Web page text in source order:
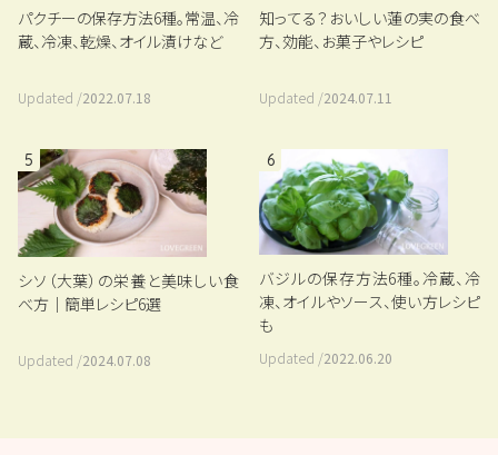
パクチーの保存方法6種。常温、冷
蔵、冷凍、乾燥、オイル漬けなど
Updated /2022.07.18
知ってる？おいしい蓮の実の食べ
方、効能、お菓子やレシピ
Updated /2024.07.11
5
シソ（大葉）の栄養と美味しい食
べ方｜簡単レシピ6選
Updated /2024.07.08
6
バジルの保存方法6種。冷蔵、冷
凍、オイルやソース、使い方レシピ
も
Updated /2022.06.20